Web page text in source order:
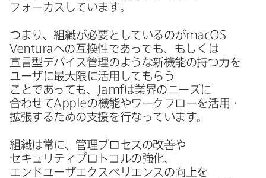
フォーカスしています。
つまり、​組織が​必要と​しているのがmacOS
Venturaへの​互換性であっても、もしくは​
宣言型デバイス管理のような​新機能の​持つ力を​
ユーザに​最大限に​活用して​もらう​
ことであっても、
Jamfは​業界の​ニーズに​
合わせてAppleの​機能や​ワークフローを​活用・
拡張する​ための​支援を​行なっています。
組織は​常に、​管理プロセスの​改善や​
セキュリティプロトコルの​強化、​
エンドユーザエクスペリエンスの​向上を​